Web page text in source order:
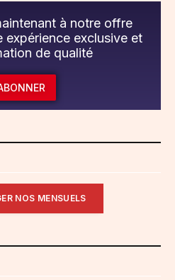
à notre offre
expérience exclusive et
de qualité
NOS MENSUELS